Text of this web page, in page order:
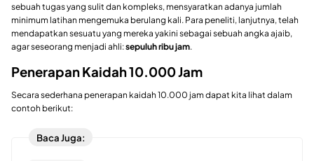
sebuah tugas yang sulit dan kompleks, mensyaratkan adanya jumlah
minimum latihan mengemuka berulang kali. Para peneliti, lanjutnya, telah
mendapatkan sesuatu yang mereka yakini sebagai sebuah angka ajaib,
agar seseorang menjadi ahli:sepuluh ribu jam.
Penerapan Kaidah 10.000 Jam
Secara sederhana penerapan kaidah 10.000 jam dapat kita lihat dalam
contoh berikut:
Baca Juga: